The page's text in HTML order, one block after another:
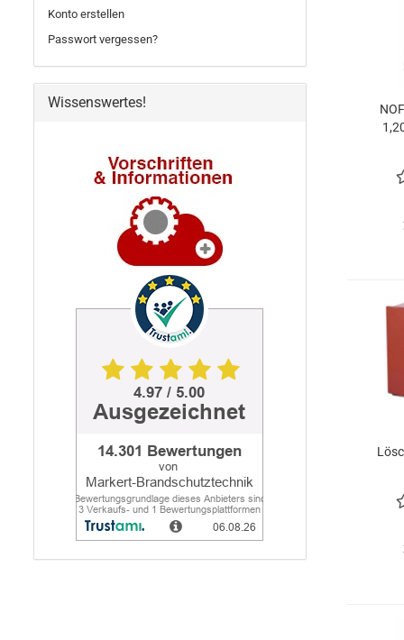
Konto erstellen
Passwort vergessen?
Wissenswertes!